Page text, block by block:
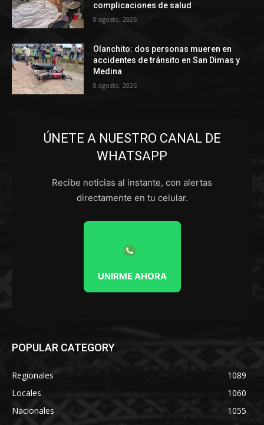
complicaciones de salud
8 agosto, 2026
Olanchito: dos personas mueren en
accidentes de tránsito en San Dimas y
Medina
8 agosto, 2026
ÚNETE A NUESTRO CANAL DE
WHATSAPP
Recibe noticias al instante, con alertas
directamente en tu celular.
UNIRME AHORA
POPULAR CATEGORY
Regionales
1089
Locales
1060
Nacionales
1055